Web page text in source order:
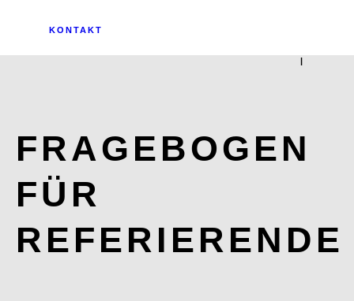
KONTAKT
FRAGEBOGEN
FÜR
REFERIERENDE